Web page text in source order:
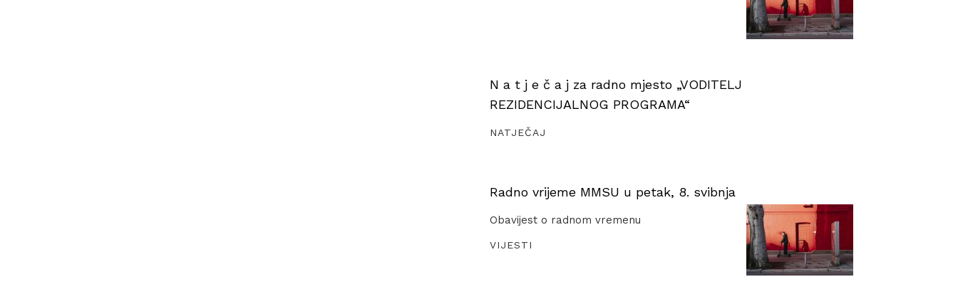
N a t j e č a j za radno mjesto „VODITELJ
REZIDENCIJALNOG PROGRAMA“
NATJEČAJ
Radno vrijeme MMSU u petak, 8. svibnja
Obavijest o radnom vremenu
VIJESTI